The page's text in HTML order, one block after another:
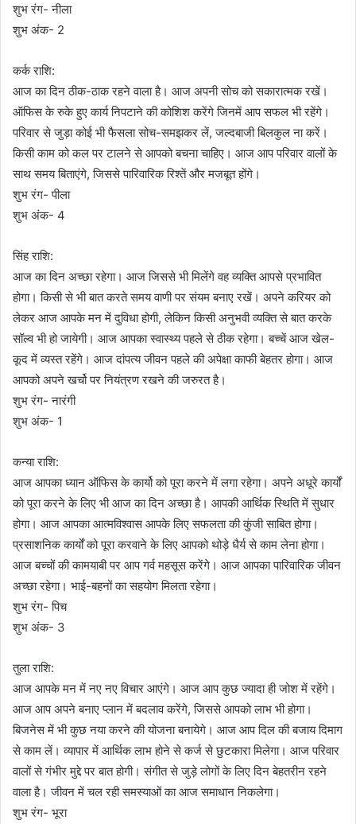
शुभ रंग- नीला
शुभ अंक- 2
कर्क राशि:
आज का दिन ठीक-ठाक रहने वाला है। आज अपनी सोच को सकारात्मक रखें।
ऑफिस के रुके हुए कार्य निपटाने की कोशिश करेंगे जिनमें आप सफल भी रहेंगे।
परिवार से जुड़ा कोई भी फैसला सोच-समझकर लें, जल्दबाजी बिलकुल ना करें।
किसी काम को कल पर टालने से आपको बचना चाहिए। आज आप परिवार वालों के
साथ समय बिताएंगे, जिससे पारिवारिक रिश्तें और मजबूत होंगे।
शुभ रंग- पीला
शुभ अंक- 4
सिंह राशि:
आज का दिन अच्छा रहेगा। आज जिससे भी मिलेंगे वह व्यक्ति आपसे प्रभावित
होगा। किसी से भी बात करते समय वाणी पर संयम बनाए रखें। अपने करियर को
लेकर आज आपके मन में दुविधा होगी, लेकिन किसी अनुभवी व्यक्ति से बात करके
सॉल्व भी हो जायेगी। आज आपका स्वास्थ्य पहले से ठीक रहेगा। बच्चें आज खेल-
कूद में व्यस्त रहेंगे। आज दांपत्य जीवन पहले की अपेक्षा काफी बेहतर होगा। आज
आपको अपने खर्चो पर नियंत्रण रखने की जरुरत है।
शुभ रंग- नारंगी
शुभ अंक- 1
कन्या राशि:
आज आपका ध्यान ऑफिस के कार्यो को पूरा करने में लगा रहेगा। अपने अधूरे कार्यों
को पूरा करने के लिए भी आज का दिन अच्छा है। आपकी आर्थिक स्थिति में सुधार
होगा। आज आपका आत्मविश्वास आपके लिए सफलता की कुंजी साबित होगा।
प्रसाशनिक कार्यों को पूरा करवाने के लिए आपको थोड़े धैर्य से काम लेना होगा।
आज बच्चों की कामयाबी पर आप गर्व महसूस करेंगे। आज आपका पारिवारिक जीवन
अच्छा रहेगा। भाई-बहनों का सहयोग मिलता रहेगा।
शुभ रंग- पिच
शुभ अंक- 3
तुला राशि:
आज आपके मन में नए नए विचार आएंगे। आज आप कुछ ज्यादा ही जोश में रहेंगे।
आज आप अपने बनाए प्लान में बदलाव करेंगे, जिससे आपको लाभ भी होगा।
बिजनेस में भी कुछ नया करने की योजना बनायेगे। आज आप दिल की बजाय दिमाग
से काम लें। व्यापार में आर्थिक लाभ होने से कर्ज से छुटकारा मिलेगा। आज परिवार
वालों से गंभीर मुद्दे पर बात होगी। संगीत से जुड़े लोगों के लिए दिन बेहतरीन रहने
वाला है। जीवन में चल रही समस्याओं का आज समाधान निकलेगा।
शुभ रंग- भूरा